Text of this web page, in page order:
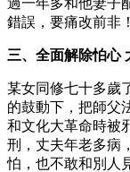
錯誤，要痛改前非！
三、全面解除怕心
某女同修七十多歲
的鼓動下，把師父
和文化大革命時被
刑，丈夫年老多病
怕，也不敢和別人